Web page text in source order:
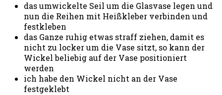
das umwickelte Seil um die Glasvase legen und
nun die Reihen mit Heißkleber verbinden und
festkleben
das Ganze ruhig etwas straff ziehen, damit es
nicht zu locker um die Vase sitzt, so kann der
Wickel beliebig auf der Vase positioniert
werden
ich habe den Wickel nicht an der Vase
festgeklebt